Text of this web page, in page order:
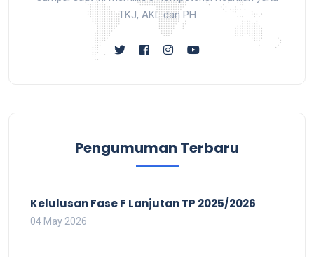
TKJ, AKL dan PH
Pengumuman Terbaru
Kelulusan Fase F Lanjutan TP 2025/2026
04 May 2026